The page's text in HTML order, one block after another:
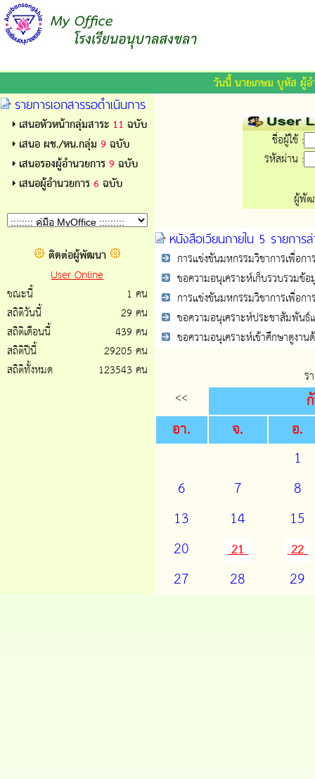
วันนี้ นายเกษม บูหัส ผู้อ
รายการเอกสารรอดำเนินการ
เสนอหัวหน้ากลุ่มสาระ 11 ฉบับ
เสนอ ผช./หน.กลุ่ม 9ฉบับ
เสนอรองผู้อำนวยการ9ฉบับ
เสนอผู้อำนวยการ6ฉบับ
ติดต่อผู้พัฒนา
User Online
ขณะนี้
1 คน
สถิติวันนี้
29 คน
สถิติเดือนนี้
439 คน
สถิติปีนี้
29205 คน
สถิติทั้งหมด
123543 คน
ชื่อผู้ใช้ :
รหัสผ่าน :
ผู้พั
หนังสือเวียนภายใน 5 รายการ
การแข่งขันมหกรรมวิชาการเพื่อ
ขอความอนุเคราะห์เก็บรวบรวมข้
การแข่งขันมหกรรมวิชาการเพื่อ
ขอความอนุเคราะห์ประชาสัมพั
ขอความอนุเคราะห์เข้าศึกษาดูงา
ร
<<
อา.
จ. อ.
1
6
7
8
13
14
15
20
21 22
27 28 29